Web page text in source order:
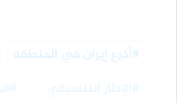
أذرع إيران في المنطقة